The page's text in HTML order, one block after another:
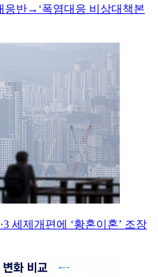
응반→‘폭염대응 비상대책본
세제개편에 ‘황혼이혼’ 조장